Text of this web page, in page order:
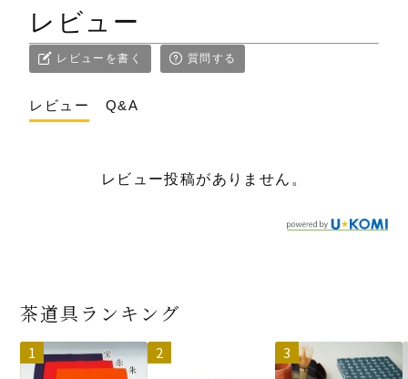
レビュー
レビューを書く 質問する
レビュー Q&A
レビュー投稿がありません。
茶道具ランキング